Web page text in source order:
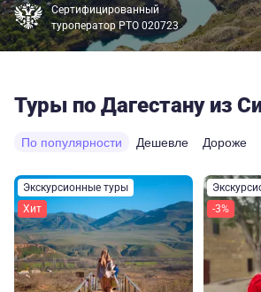
Сертифицированный
туроператор РТО 020723
Туры по Дагестану из
По популярности Дешевле Дороже
Экскурсионные туры
Хит
-3%